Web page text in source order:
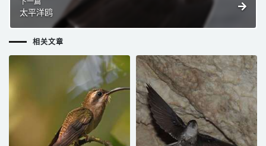
下一篇
太平洋鸥
相关文章